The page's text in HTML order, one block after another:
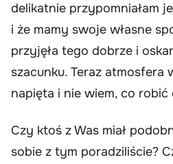
delikatnie przypomniałam
i że mamy swoje własne
przyjęła tego dobrze i
szacunku. Teraz atmosfera
napięta i nie wiem, co robić
Czy ktoś z Was miał
sobie z tym poradziliście?